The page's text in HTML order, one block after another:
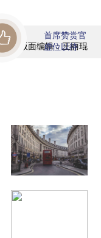
版面编辑：王丽琨
首席赞赏官
虚位以待